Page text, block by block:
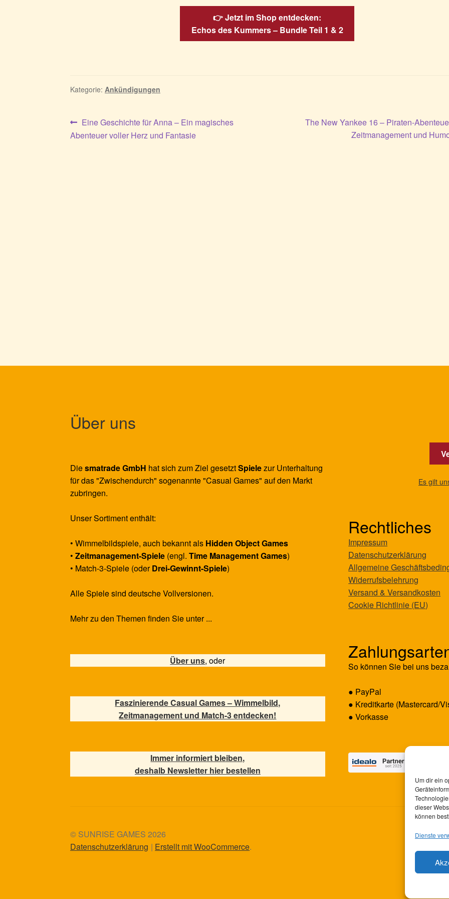
Um dir ein
dieser
können
Dienste
👉 Jetzt im Shop entdecken:
Echos des Kummers – Bundle Teil 1 & 2
Kategorie: Ankündigungen
Beitragsnavigation
Vorheriger
Beitrag:
Eine Geschichte für Anna – Ein magisches
Abenteuer voller Herz und Fantasie
Nächster
The New Yankee 16 – Piraten-
Zeitmanagement und
Über uns
Diesmatrade GmbH hat sich zum Ziel gesetztSpielezur Unterhaltung
für das "Zwischendurch" sogenannte "Casual Games" auf den Markt
zubringen.
Unser Sortiment enthält:
• Wimmelbildspiele, auch bekannt als Hidden Object Games
•Zeitmanagement-Spiele (engl.Time Management Games)
• Match-3-Spiele (oderDrei-Gewinnt-Spiele)
Alle Spiele sind deutsche Vollversionen.
Mehr zu den Themen finden Sie unter ...
Über uns, oder
Faszinierende Casual Games – Wimmelbild,
Zeitmanagement und Match-3 entdecken!
Immer informiert bleiben,
deshalb Newsletter hier bestellen
Es gilt
Rechtliches
Impressum
Datenschutzerklärung
Allgemeine
Widerrufsbelehrung
Versand & Versandkosten
Cookie Richtlinie (EU)
So können Sie bei uns
● PayPal
● Kreditkarte (Mastercard/
● Vorkasse
© SUNRISE GAMES 2026
Datenschutzerklärung
Erstellt mit WooCommerce.